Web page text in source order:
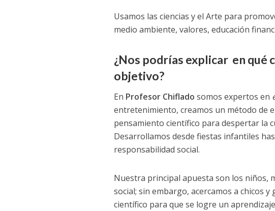
Usamos las ciencias y el Arte para
medio ambiente, valores, educación
¿Nos podrías explicar en qué
objetivo?
En Profesor Chiflado somos expertos en
entretenimiento, creamos un método de
pensamiento científico para despertar la
Desarrollamos desde fiestas infantiles
responsabilidad social.
Nuestra principal apuesta son los niños,
social; sin embargo, acercamos a chicos
científico para que se logre un